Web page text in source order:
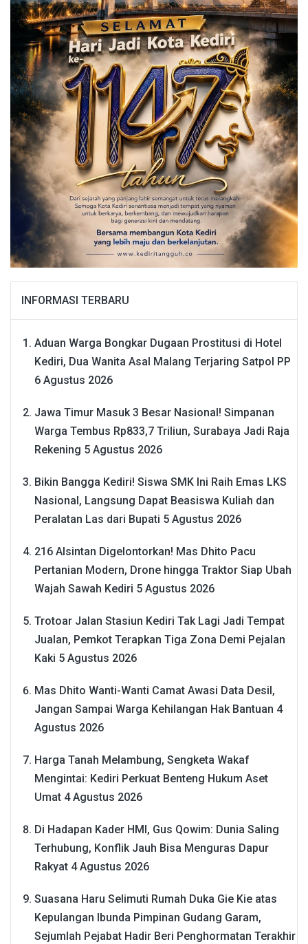
INFORMASI TERBARU
Aduan Warga Bongkar Dugaan Prostitusi di Hotel
Kediri, Dua Wanita Asal Malang Terjaring Satpol PP
6 Agustus 2026
Jawa Timur Masuk 3 Besar Nasional! Simpanan
Warga Tembus Rp833,7 Triliun, Surabaya Jadi Raja
Rekening 5 Agustus 2026
Bikin Bangga Kediri! Siswa SMK Ini Raih Emas LKS
Nasional, Langsung Dapat Beasiswa Kuliah dan
Peralatan Las dari Bupati 5 Agustus 2026
216 Alsintan Digelontorkan! Mas Dhito Pacu
Pertanian Modern, Drone hingga Traktor Siap Ubah
Wajah Sawah Kediri 5 Agustus 2026
Trotoar Jalan Stasiun Kediri Tak Lagi Jadi Tempat
Jualan, Pemkot Terapkan Tiga Zona Demi Pejalan
Kaki 5 Agustus 2026
Mas Dhito Wanti-Wanti Camat Awasi Data Desil,
Jangan Sampai Warga Kehilangan Hak Bantuan 4
Agustus 2026
Harga Tanah Melambung, Sengketa Wakaf
Mengintai: Kediri Perkuat Benteng Hukum Aset
Umat 4 Agustus 2026
Di Hadapan Kader HMI, Gus Qowim: Dunia Saling
Terhubung, Konflik Jauh Bisa Menguras Dapur
Rakyat 4 Agustus 2026
Suasana Haru Selimuti Rumah Duka Gie Kie atas
Kepulangan Ibunda Pimpinan Gudang Garam,
Sejumlah Pejabat Hadir Beri Penghormatan Terakhir